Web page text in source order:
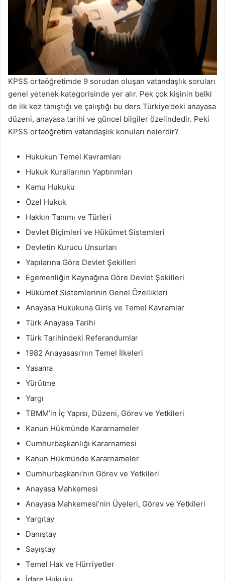
KPSS ortaöğretimde 9 sorudan oluşan vatandaşlık soruları
genel yetenek kategorisinde yer alır. Pek çok kişinin belki
de ilk kez tanıştığı ve çalıştığı bu ders Türkiye’deki anayasa
düzeni, anayasa tarihi ve güncel bilgiler özelindedir. Peki
KPSS ortaöğretim vatandaşlık konuları nelerdir?
Hukukun Temel Kavramları
Hukuk Kurallarının Yaptırımları
Kamu Hukuku
Özel Hukuk
Hakkın Tanımı ve Türleri
Devlet Biçimleri ve Hükümet Sistemleri
Devletin Kurucu Unsurları
Yapılarına Göre Devlet Şekilleri
Egemenliğin Kaynağına Göre Devlet Şekilleri
Hükümet Sistemlerinin Genel Özellikleri
Anayasa Hukukuna Giriş ve Temel Kavramlar
Türk Anayasa Tarihi
Türk Tarihindeki Referandumlar
1982 Anayasası’nın Temel İlkeleri
Yasama
Yürütme
Yargı
TBMM’in İç Yapısı, Düzeni, Görev ve Yetkileri
Kanun Hükmünde Kararnameler
Cumhurbaşkanlığı Kararnamesi
Kanun Hükmünde Kararnameler
Cumhurbaşkanı’nın Görev ve Yetkileri
Anayasa Mahkemesi
Anayasa Mahkemesi’nin Üyeleri, Görev ve Yetkileri
Yargıtay
Danıştay
Sayıştay
Temel Hak ve Hürriyetler